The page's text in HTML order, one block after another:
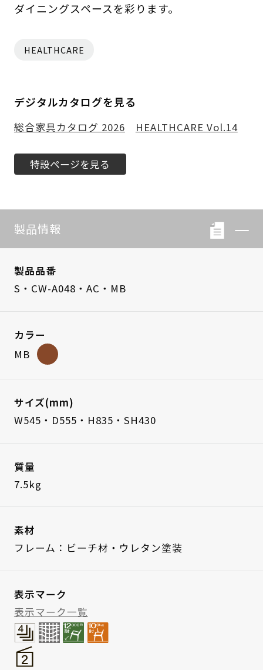
ダイニングスペースを彩ります。
HEALTHCARE
デジタルカタログを見る
総合家具カタログ 2026 HEALTHCARE Vol.14
特設ページを見る
製品情報
製品品番
S・CW-A048・AC・MB
カラー
MB
サイズ(mm)
W545・D555・H835・SH430
質量
7.5kg
素材
フレーム：ビーチ材・ウレタン塗装
表示マーク
表示マーク一覧